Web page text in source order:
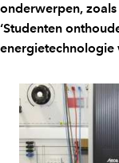
onderwerpen,
‘Studenten
energietechnologie